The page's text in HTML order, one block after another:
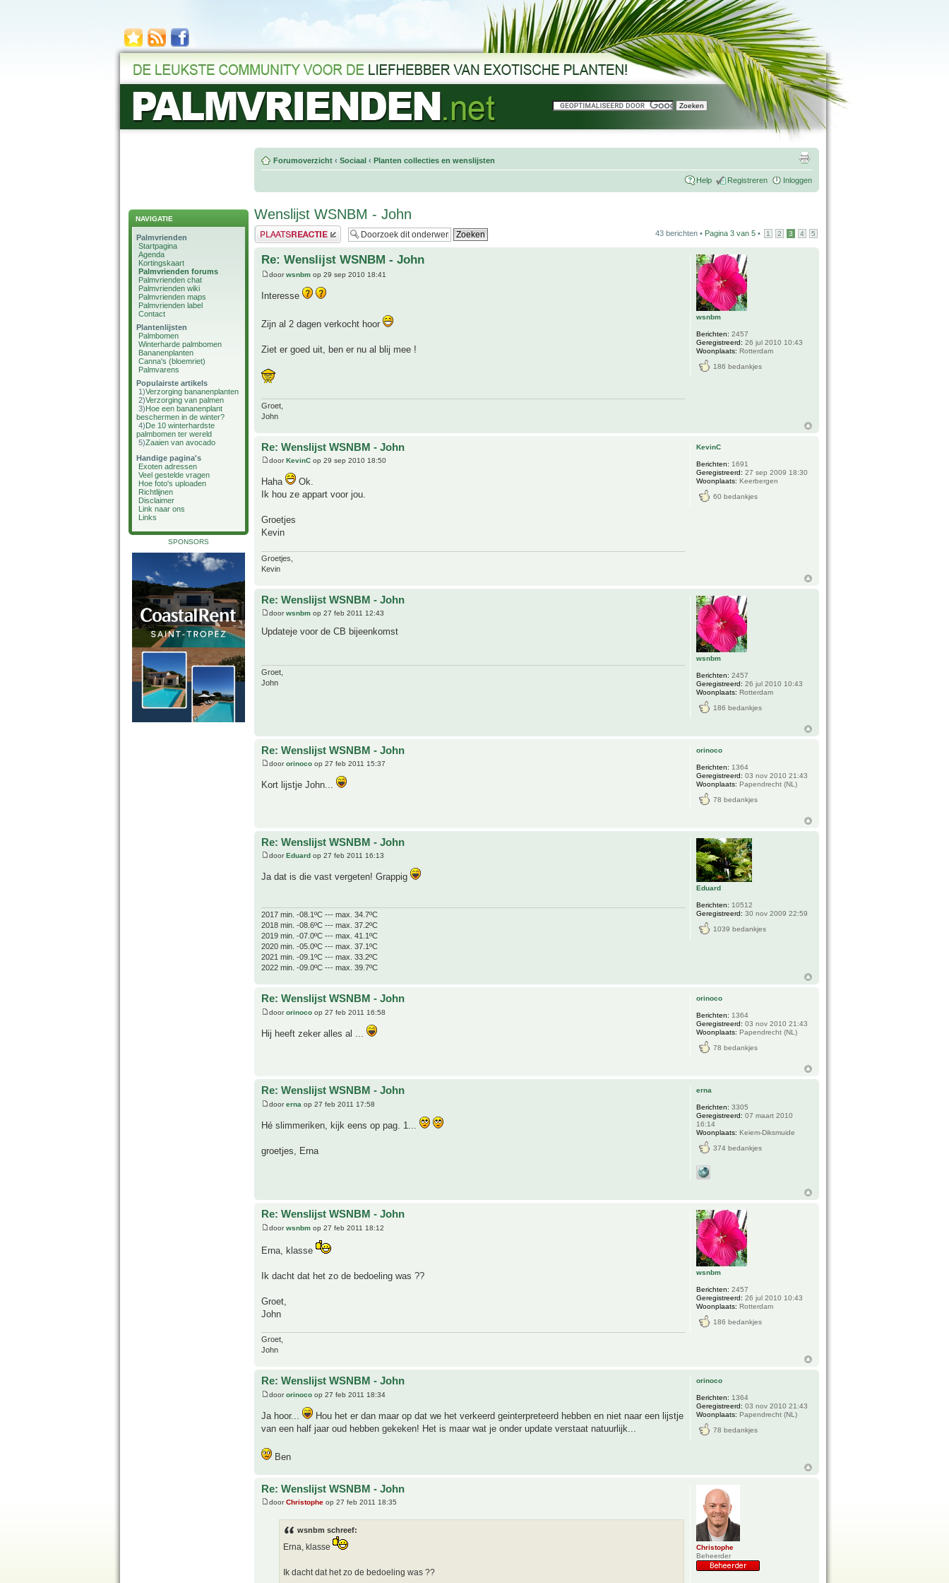
NAVIGATIE
Palmvrienden
Startpagina
Agenda
Kortingskaart
Palmvrienden forums
Palmvrienden chat
Palmvrienden wiki
Palmvrienden maps
Palmvrienden label
Contact
Plantenlijsten
Palmbomen
Winterharde palmbomen
Bananenplanten
Canna's (bloemriet)
Palmvarens
Populairste artikels
1)Verzorging bananenplanten
2)Verzorging van palmen
3)Hoe een bananenplant
beschermen in de winter?
4)De 10 winterhardste
palmbomen ter wereld
5)Zaaien van avocado
Handige pagina's
Exoten adressen
Veel gestelde vragen
Hoe foto's uploaden
Richtlijnen
Disclaimer
Link naar ons
Links
SPONSORS
Forumoverzicht ‹ Sociaal ‹ Planten collecties en wenslijsten
Help Registreren Inloggen
Wenslijst WSNBM - John
Plaats een reactie 43 berichten • Pagina 3 van 5 • 1 2 3 4 5
Re: Wenslijst WSNBM - John
doorwsnbm op 29 sep 2010 18:41
Interesse
Zijn al 2 dagen verkocht hoor
Ziet er goed uit, ben er nu al blij mee !
Groet,
John
wsnbm
Berichten: 2457
Geregistreerd: 26 jul 2010 10:43
Woonplaats: Rotterdam
186 bedankjes
Re: Wenslijst WSNBM - John
doorKevinC op 29 sep 2010 18:50
Haha
Ok.
Ik hou ze appart voor jou.
Groetjes
Kevin
Groetjes,
Kevin
KevinC
Berichten: 1691
Geregistreerd: 27 sep 2009 18:30
Woonplaats: Keerbergen
60 bedankjes
Re: Wenslijst WSNBM - John
doorwsnbm op 27 feb 2011 12:43
Updateje voor de CB bijeenkomst
Groet,
John
wsnbm
Berichten: 2457
Geregistreerd: 26 jul 2010 10:43
Woonplaats: Rotterdam
186 bedankjes
Re: Wenslijst WSNBM - John
doororinoco op 27 feb 2011 15:37
Kort lijstje John...
orinoco
Berichten: 1364
Geregistreerd: 03 nov 2010 21:43
Woonplaats: Papendrecht (NL)
78 bedankjes
Re: Wenslijst WSNBM - John
door Eduard op 27 feb 2011 16:13
Ja dat is die vast vergeten! Grappig
2017 min. -08.1ºC --- max. 34.7ºC
2018 min. -08.6ºC --- max. 37.2ºC
2019 min. -07.0ºC --- max. 41.1ºC
2020 min. -05.0ºC --- max. 37.1ºC
2021 min. -09.1ºC --- max. 33.2ºC
2022 min. -09.0ºC --- max. 39.7ºC
Eduard
Berichten: 10512
Geregistreerd: 30 nov 2009 22:59
1039 bedankjes
Re: Wenslijst WSNBM - John
doororinoco op 27 feb 2011 16:58
Hij heeft zeker alles al ...
orinoco
Berichten: 1364
Geregistreerd: 03 nov 2010 21:43
Woonplaats: Papendrecht (NL)
78 bedankjes
Re: Wenslijst WSNBM - John
doorerna op 27 feb 2011 17:58
Hé slimmeriken, kijk eens op pag. 1...
groetjes, Erna
erna
Berichten: 3305
Geregistreerd: 07 maart 2010
16:14
Woonplaats: Keiem-Diksmuide
374 bedankjes
Re: Wenslijst WSNBM - John
doorwsnbm op 27 feb 2011 18:12
Erna, klasse
Ik dacht dat het zo de bedoeling was ??
Groet,
John
Groet,
John
wsnbm
Berichten: 2457
Geregistreerd: 26 jul 2010 10:43
Woonplaats: Rotterdam
186 bedankjes
Re: Wenslijst WSNBM - John
doororinoco op 27 feb 2011 18:34
Ja hoor...
Hou het er dan maar op dat we het verkeerd geinterpreteerd hebben en niet naar een lijstje
van een half jaar oud hebben gekeken! Het is maar wat je onder update verstaat natuurlijk...
Ben
orinoco
Berichten: 1364
Geregistreerd: 03 nov 2010 21:43
Woonplaats: Papendrecht (NL)
78 bedankjes
Re: Wenslijst WSNBM - John
doorChristophe op 27 feb 2011 18:35
wsnbm schreef:
Erna, klasse
Ik dacht dat het zo de bedoeling was ??
Christophe
Beheerder